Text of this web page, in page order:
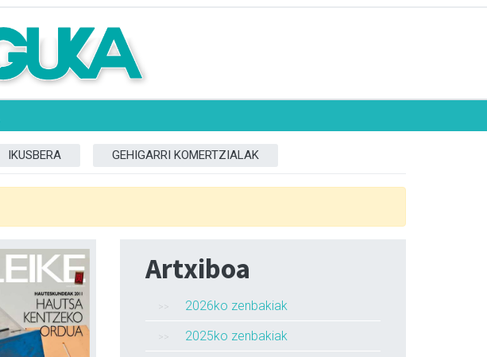
IKUSBERA GEHIGARRI KOMERTZIALAK
Artxiboa
2026ko zenbakiak
2025ko zenbakiak